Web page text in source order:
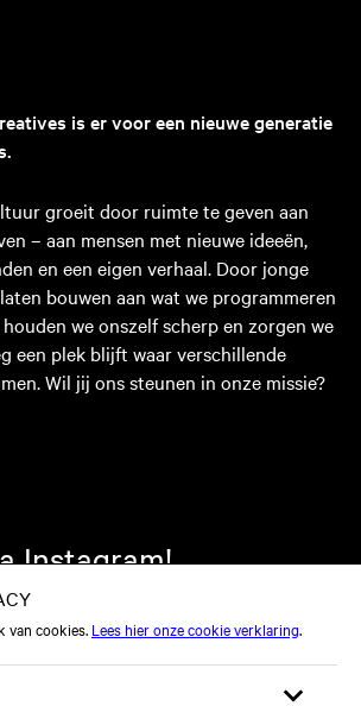
is er voor een nieuwe generatie
groeit door ruimte te geven aan
– aan mensen met nieuwe ideeën,
en een eigen verhaal. Door jonge
bouwen aan wat we programmeren
we onszelf scherp en zorgen we
een plek blijft waar verschillende
Wil jij ons steunen in onze missie?
Instagram!